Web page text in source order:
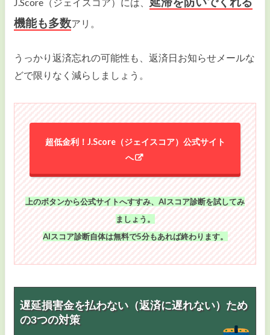
機能も多数アリ。
うっかり返済忘れの可能性も、返済日お知らせメールな
どで限りなく減らしましょう。
超低金利！J.Score（ジェイスコア）公式サイト
へ
上のボタンから公式サイトへすすみ、AIスコア診断を試してみ
ましょう。
AIスコア診断自体は無料で5分もあれば終わります。
遅延損害金を払わない（返済に遅れない）ため
の3つの対策